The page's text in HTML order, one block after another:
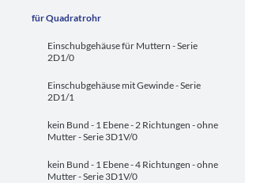
für Quadratrohr
Einschubgehäuse für Muttern - Serie
2D1/0
Einschubgehäuse mit Gewinde - Serie
2D1/1
kein Bund - 1 Ebene - 2 Richtungen - ohne
Mutter - Serie 3D1V/0
kein Bund - 1 Ebene - 4 Richtungen - ohne
Mutter - Serie 3D1V/0